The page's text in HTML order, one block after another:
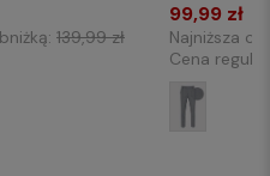
139,99 zł
99,99 zł
Najniższa
Cena